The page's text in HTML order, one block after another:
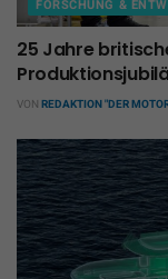
FORSCHUNG &
25 Jahre
VON REDAKTION "DER